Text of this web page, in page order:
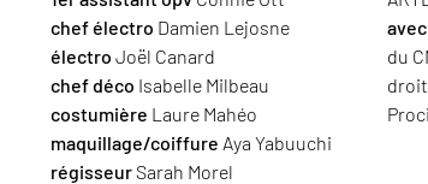
chef électro Damien Lejosne
électro Joël Canard
chef déco Isabelle Milbeau
costumière Laure Mahéo
maquillage/coiffure Aya Yabuuchi
régisseurSarah Morel
du